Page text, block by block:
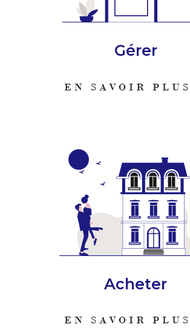
Gérer
EN SAVOIR PLUS
Acheter
EN SAVOIR PLUS